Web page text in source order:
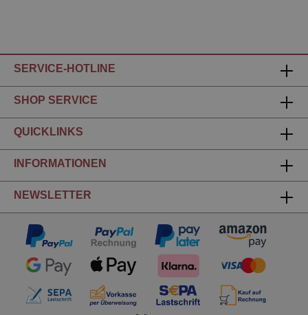
SERVICE-HOTLINE
SHOP SERVICE
QUICKLINKS
INFORMATIONEN
NEWSLETTER